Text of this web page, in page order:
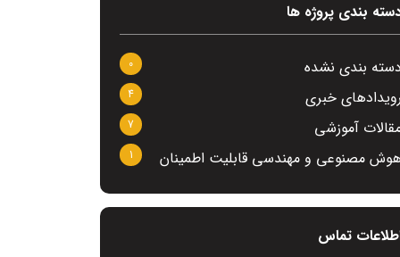
بندی پروژه ها
دسته بندی نشده 0
رویدادهای خبری 4
آموزشی 7
هوش مصنوعی و مهندسی قابلیت اطمینان 1
تماس